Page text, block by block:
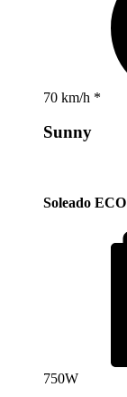
70 km/h *
Sunny
Soleado ECO
750W